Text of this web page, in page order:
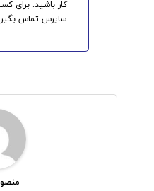
کار باشید. برای
سایرس تماس